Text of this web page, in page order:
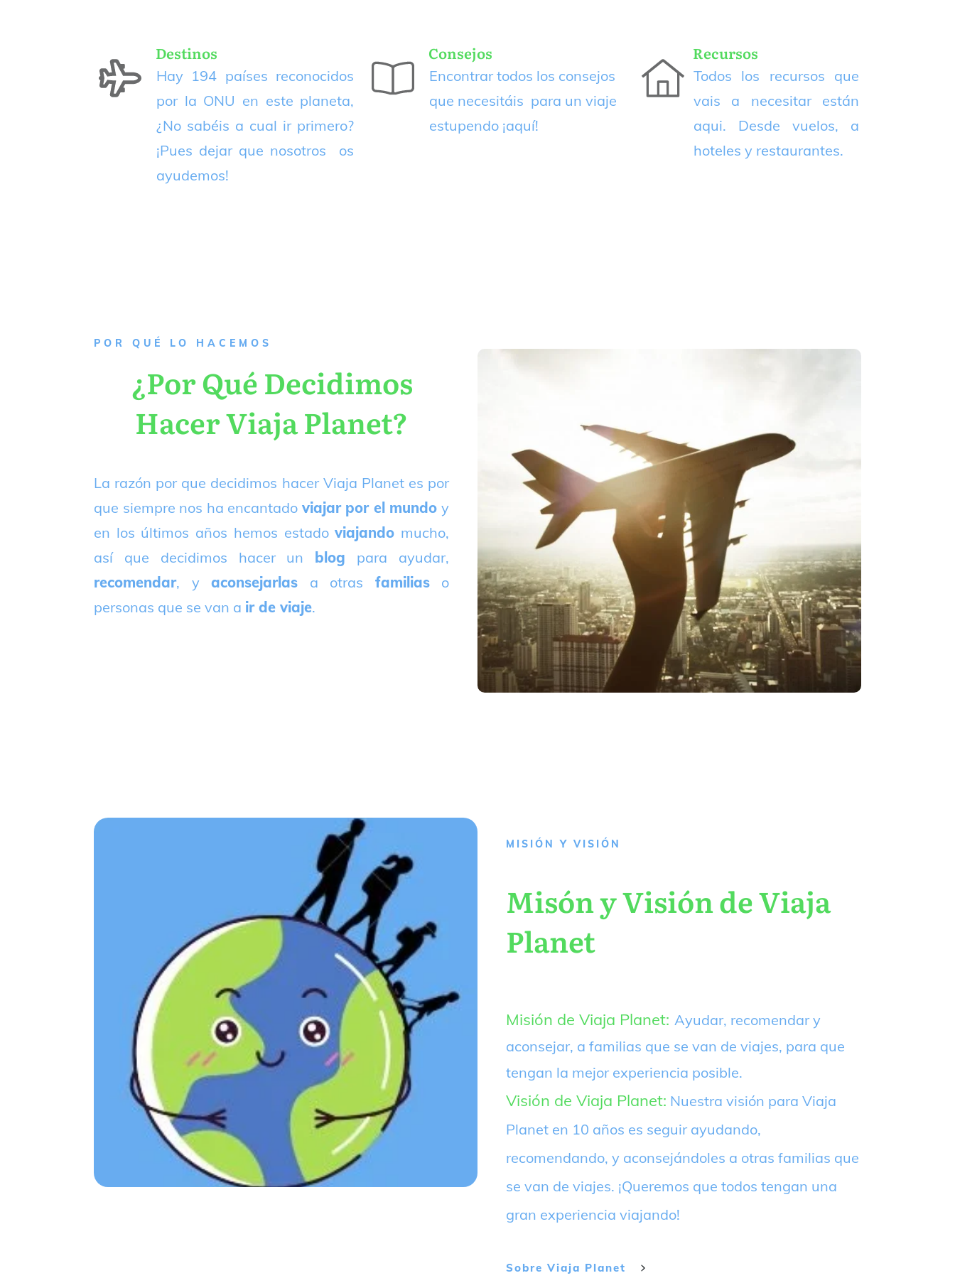
Destinos
Hay 194 países reconocidos
por la ONU en este planeta,
¿No sabéis a cual ir primero?
¡Pues dejar que nosotros os
ayudemos!
Consejos
Encontrar todos los consejos
que necesitáis para un viaje
estupendo ¡aquí!
Recursos
Todos los recursos que
vais a necesitar están
aqui. Desde vuelos, a
hoteles y restaurantes.
P OR QUÉ LO HACEMOS
¿Por Qué Decidimos
Hacer Viaja Planet?
La razón por que decidimos hacer Viaja Planet es por
que siempre nos ha encantado viajar por el mundo y
en los últimos años hemos estadoviajando mucho,
así que decidimos hacer un blog para ayudar,
recomendar, y aconsejarlas a otras familiaso
personas que se van a ir de viaje.
MISIÓN Y VISIÓN
Misón y Visión de Viaja
Planet
Misión de Viaja Planet: Ayudar, recomendar y
aconsejar, a familias que se van de viajes, para que
tengan la mejor experiencia posible.
Visión de Viaja Planet: Nuestra visión para Viaja
Planet en 10 años es seguir ayudando,
recomendando, y aconsejándoles a otras familias que
se van de viajes. ¡Queremos que todos tengan una
gran experiencia viajando!
Sobre Viaja Planet